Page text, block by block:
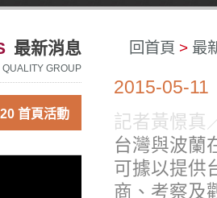
最新消息
GROUP
首頁活動
回首頁 > 最
2015-05-11
記者黃憬真
台灣與波蘭
可據以提供
商、考察及